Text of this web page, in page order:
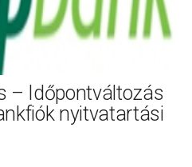
– Időpontváltozás
nyitvatartási